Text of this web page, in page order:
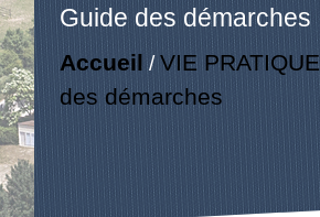
Guide des démarches
Accueil /VIE PRATIQUE
des démarches